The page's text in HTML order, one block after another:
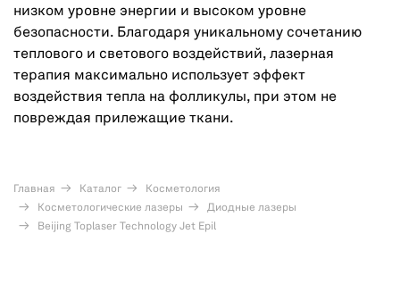
низком уровне энергии и высоком уровне
безопасности. Благодаря уникальному сочетанию
теплового и светового воздействий, лазерная
терапия максимально использует эффект
воздействия тепла на фолликулы, при этом не
повреждая прилежащие ткани.
Главная Каталог
Косметология
Косметологические лазеры
Диодные лазеры
Beijing Toplaser Technology Jet Epil